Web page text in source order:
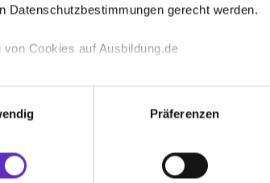
Datenschutzbestimmungen gerecht werden.
von Cookies auf Ausbildung.de
Cookies zur technischen Funktion unserer
Einstellungen zu speichern (
um Informationen zu deiner Verwendung
diese Informationen möglicherweise mit
Präferenzen
2 freie Plätze
bekommen?